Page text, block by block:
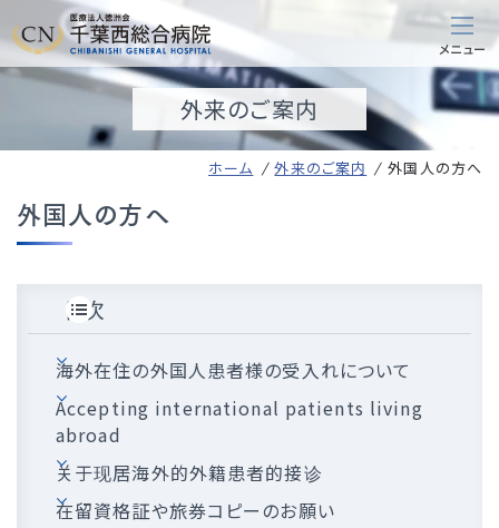
外来のご案内
ホーム 外来のご案内 外国人の方へ
外国人の方へ
目次
海外在住の外国人患者様の受入れについて
Accepting international patients living
abroad
关于现居海外的外籍患者的接诊
在留資格証や旅券コピーのお願い